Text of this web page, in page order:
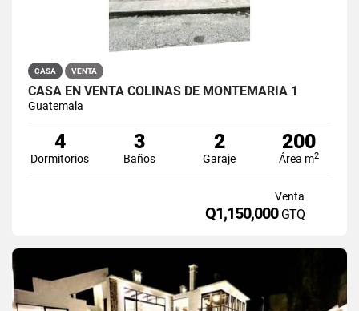
CASA VENTA
CASA EN VENTA COLINAS DE MONTEMARIA 1
Guatemala
4
Dormitorios
3
Baños
2
Garaje
200
Área m2
Venta
Q1,150,000 GTQ